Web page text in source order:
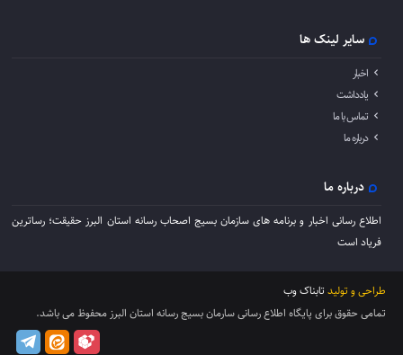
سایر لینک ها
اخبار
یادداشت
تماس با ما
درباره ما
درباره ما
اطلاع رسانی اخبار و برنامه های سازمان بسیج اصحاب رسانه استان البرز حقیقت؛ رساترین
فریاد است
طراحی و تولید تابناک وب
تمامی حقوق برای پایگاه اطلاع رسانی سارمان بسیج رسانه استان البرز محفوظ می باشد.